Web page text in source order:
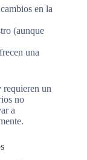
en la
(aunque
una
requieren un
no
a